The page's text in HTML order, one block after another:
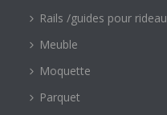
Rails /guides pour rideau
Meuble
Moquette
Parquet